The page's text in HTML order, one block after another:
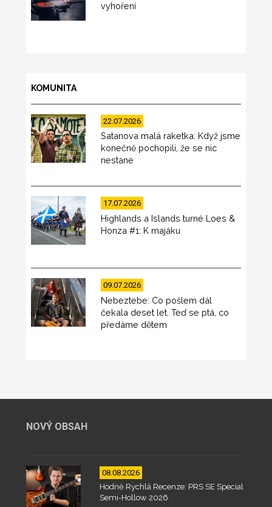
vyhoření
KOMUNITA
22.07.2026
Satanova malá raketka: Když jsme
konečně pochopili, že se nic
nestane
17.07.2026
Highlands a Islands turné Loes &
Honza #1: K majáku
09.07.2026
Nebeztebe: Co pošlem dál
čekala deset let. Teď se ptá, co
předáme dětem
NOVÝ OBSAH
08.08.2026
Hodně Rychlá Recenze: PRS SE Special
Semi-Hollow 2026